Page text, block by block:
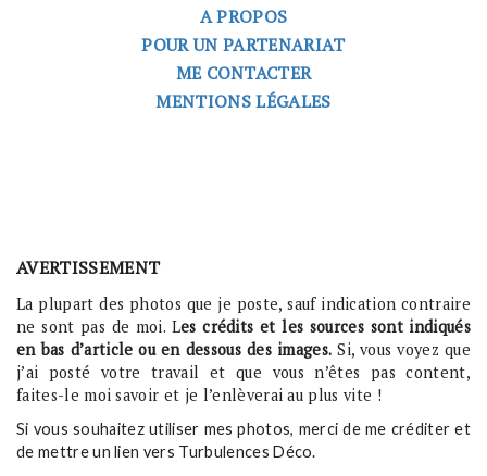
A PROPOS
POUR UN PARTENARIAT
ME CONTACTER
MENTIONS LÉGALES
AVERTISSEMENT
La plupart des photos que je poste, sauf indication contraire
ne sont pas de moi. Les crédits et les sources sont indiqués
en bas d’article ou en dessous des images. Si, vous voyez que
j’ai posté votre travail et que vous n’êtes pas content,
faites-le moi savoir et je l’enlèverai au plus vite !
Si vous souhaitez utiliser mes photos, merci de me créditer et
de mettre un lien vers Turbulences Déco.